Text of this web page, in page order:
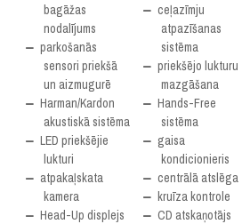
bagāžas
nodalījums
parkošanās
sensori priekšā
un aizmugurē
Harman/Kardon
akustiskā sistēma
LED priekšējie
lukturi
atpakaļskata
kamera
Head-Up displejs
ceļazīmju
atpazīšanas
sistēma
priekšējo lukturu
mazgāšana
Hands-Free
sistēma
gaisa
kondicionieris
centrālā atslēga
kruīza kontrole
CD atskaņotājs